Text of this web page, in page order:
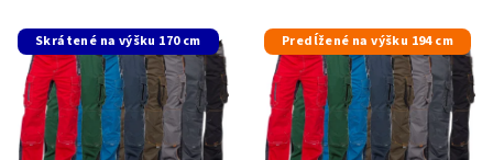
Skrátené na výšku 170 cm Predĺžené na výšku 194 cm